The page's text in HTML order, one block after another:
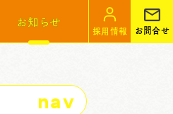
お知らせ
採用情報 お問合せ
nav